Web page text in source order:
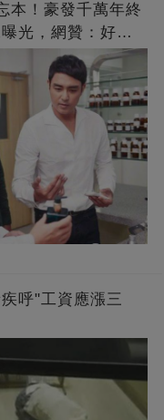
本！豪發千萬年終
光，網贊：好老
呼"工資應漲三